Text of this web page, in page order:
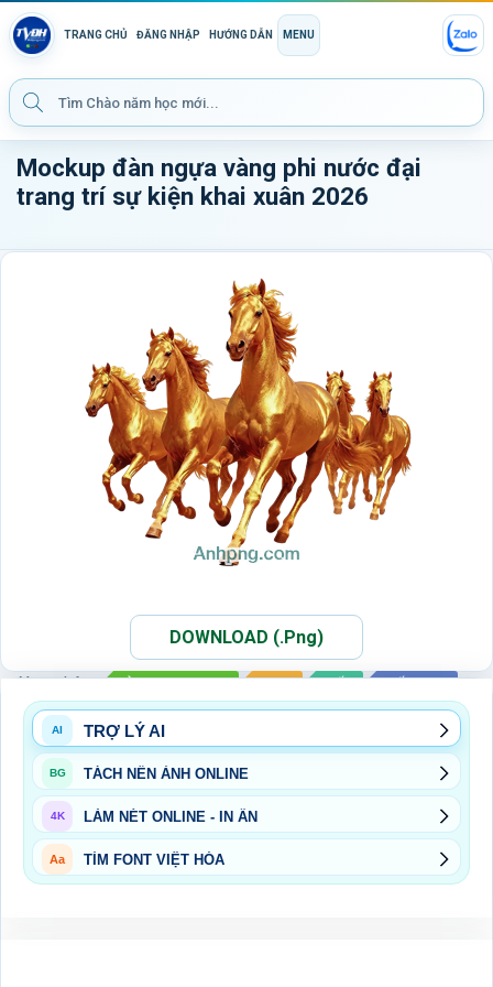
TRANG CHỦ ĐĂNG NHẬP HƯỚNG DẪN MENU
Mockup đàn ngựa vàng phi nước đại
trang trí sự kiện khai xuân 2026
DOWNLOAD (.Png)
Xem thêm:
AI TRỢ LÝ AI
BG TÁCH NỀN ẢNH ONLINE
4K LÀM NÉT ONLINE - IN ẤN
Aa TÌM FONT VIỆT HÓA